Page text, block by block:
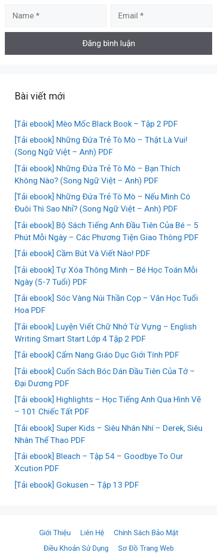
Bài viết mới
[Tải ebook] Mèo Mốc Black Book – Tập 2 PDF
[Tải ebook] Những Đứa Trẻ Tò Mò – Thật Là Vui!
(Song Ngữ Việt – Anh) PDF
[Tải ebook] Những Đứa Trẻ Tò Mò – Bạn Thích
Không Nào? (Song Ngữ Việt – Anh) PDF
[Tải ebook] Những Đứa Trẻ Tò Mò – Nếu Mình Có
Đuôi Thì Sao Nhỉ? (Song Ngữ Việt – Anh) PDF
[Tải ebook] Bộ Sách Tiếng Anh Đầu Tiên Của Bé – 5
Phút Mỗi Ngày – Các Phương Tiện Giao Thông PDF
[Tải ebook] Cầm Bút Và Viết Nào! PDF
[Tải ebook] Tự Xóa Thông Minh – Bé Học Toán Mỗi
Ngày (5-7 Tuổi) PDF
[Tải ebook] Sóc Vàng Núi Thần Cọp – Văn Học Tuổi
Hoa PDF
[Tải ebook] Luyện Viết Chữ Nhớ Từ Vựng – English
Writing Smart Start Lớp 4 Tập 2 PDF
[Tải ebook] Cẩm Nang Giáo Dục Giới Tính PDF
[Tải ebook] Cuốn Sách Bóc Dán Đầu Tiên Của Tớ –
Đại Dương PDF
[Tải ebook] Highlights – Học Tiếng Anh Qua Hình Vẽ
– 101 Chiếc Tất PDF
[Tải ebook] Super Kids – Siêu Nhân Nhí – Derek, Siêu
Nhân Thể Thao PDF
[Tải ebook] Bleach – Tập 54 – Goodbye To Our
Xcution PDF
[Tải ebook] Gokusen – Tập 13 PDF
Giới Thiệu Liên Hệ
Chính Sách Bảo Mật
Điều Khoản Sử Dụng
Sơ Đồ Trang Web